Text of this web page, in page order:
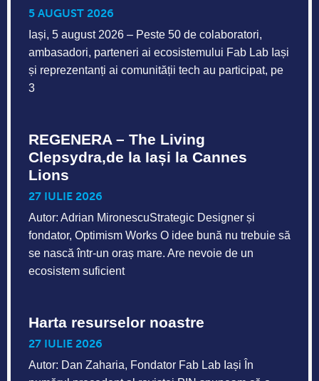
5 AUGUST 2026
Iași, 5 august 2026 – Peste 50 de colaboratori,
ambasadori, parteneri ai ecosistemului Fab Lab Iași
și reprezentanți ai comunității tech au participat, pe
3
REGENERA – The Living
Clepsydra,de la Iași la Cannes
Lions
27 IULIE 2026
Autor: Adrian MironescuStrategic Designer și
fondator, Optimism Works O idee bună nu trebuie să
se nască într-un oraș mare. Are nevoie de un
ecosistem suficient
Harta resurselor noastre
27 IULIE 2026
Autor: Dan Zaharia, Fondator Fab Lab Iași În